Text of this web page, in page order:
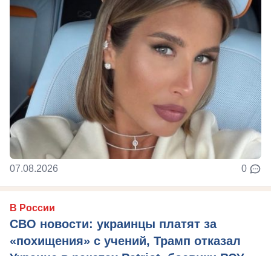
07.08.2026 0
В России
СВО новости: украинцы платят за
«похищения» с учений, Трамп отказал